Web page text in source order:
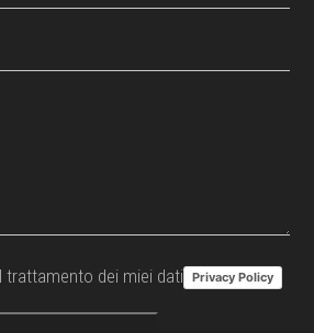
trattamento dei miei dati Privacy Policy